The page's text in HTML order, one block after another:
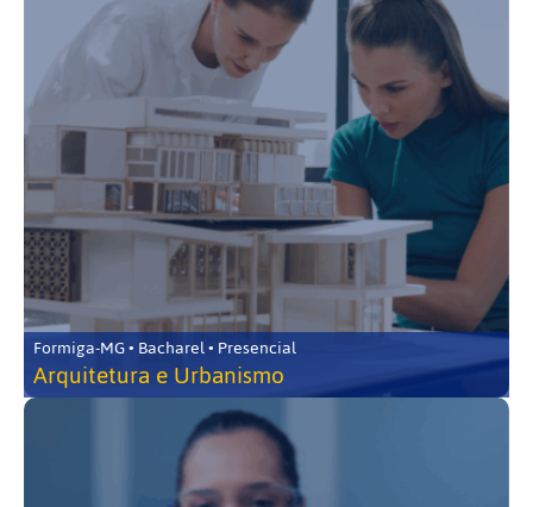
Formiga-MG • Bacharel • Presencial
Arquitetura e Urbanismo